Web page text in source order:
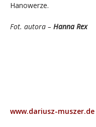
Hanowerze.
Fot. autora – Hanna Rex
www.dariusz-muszer.de